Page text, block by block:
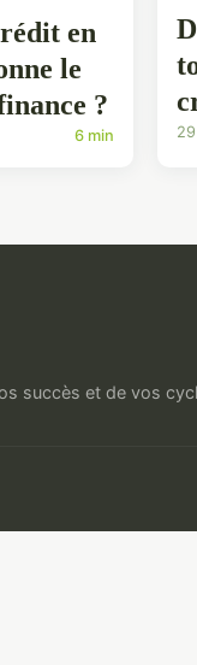
en
le
?
6 min
succès et de vos